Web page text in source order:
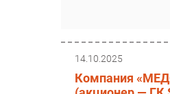
14.10.2025
Компания